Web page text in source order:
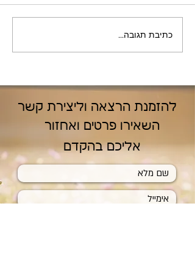
בסמטאות רובע גיון
כתיבת תגובה...
להזמנת הרצאה וליצירת קשר
השאירו פרטים ואחזור
אליכם בהקדם